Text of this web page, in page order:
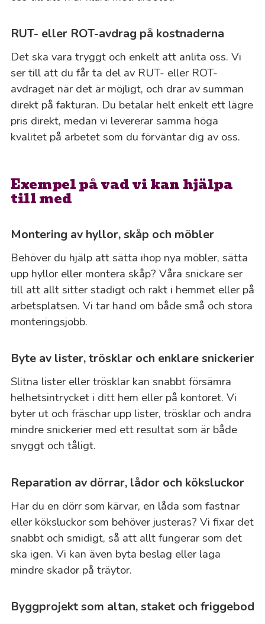
RUT- eller ROT-avdrag på kostnaderna
Det ska vara tryggt och enkelt att anlita oss. Vi
ser till att du får ta del av RUT- eller ROT-
avdraget när det är möjligt, och drar av summan
direkt på fakturan. Du betalar helt enkelt ett lägre
pris direkt, medan vi levererar samma höga
kvalitet på arbetet som du förväntar dig av oss.
Exempel på vad vi kan hjälpa
till med
Montering av hyllor, skåp och möbler
Behöver du hjälp att sätta ihop nya möbler, sätta
upp hyllor eller montera skåp? Våra snickare ser
till att allt sitter stadigt och rakt i hemmet eller på
arbetsplatsen. Vi tar hand om både små och stora
monteringsjobb.
Byte av lister, trösklar och enklare snickerier
Slitna lister eller trösklar kan snabbt försämra
helhetsintrycket i ditt hem eller på kontoret. Vi
byter ut och fräschar upp lister, trösklar och andra
mindre snickerier med ett resultat som är både
snyggt och tåligt.
Reparation av dörrar, lådor och köksluckor
Har du en dörr som kärvar, en låda som fastnar
eller köksluckor som behöver justeras? Vi fixar det
snabbt och smidigt, så att allt fungerar som det
ska igen. Vi kan även byta beslag eller laga
mindre skador på träytor.
Byggprojekt som altan, staket och friggebod